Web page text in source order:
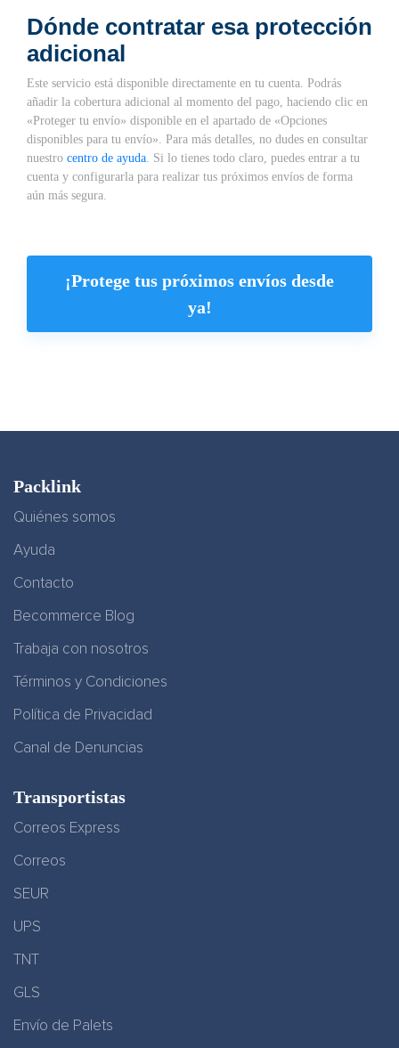
Dónde contratar esa protección
adicional
Este servicio está disponible directamente en tu cuenta. Podrás
añadir la cobertura adicional al momento del pago, haciendo clic en
«Proteger tu envío» disponible en el apartado de «Opciones
disponibles para tu envío». Para más detalles, no dudes en consultar
nuestro centro de ayuda . Si lo tienes todo claro, puedes entrar a tu
cuenta y configurarla para realizar tus próximos envíos de forma
aún más segura.
¡Protege tus próximos envíos desde
ya!
Packlink
Quiénes somos
Ayuda
Contacto
Becommerce Blog
Trabaja con nosotros
Términos y Condiciones
Política de Privacidad
Canal de Denuncias
Transportistas
Correos Express
Correos
SEUR
UPS
TNT
GLS
Envío de Palets